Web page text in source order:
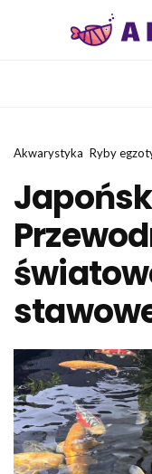
Akwarystyka Ryby